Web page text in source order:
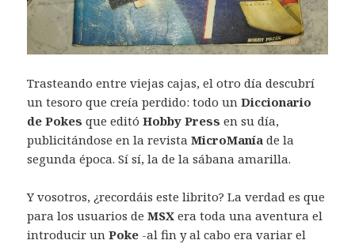
Trasteando entre viejas cajas, el otro día descubrí
un tesoro que creía perdido: todo unDiccionario
de Pokes que editóHobby Press en su día,
publicitándose en la revistaMicroManía de la
segunda época. Sí sí, la de la sábana amarilla.
Y vosotros, ¿recordáis este librito? La verdad es que
para los usuarios deMSX era toda una aventura el
introducir unPoke -al fin y al cabo era variar el